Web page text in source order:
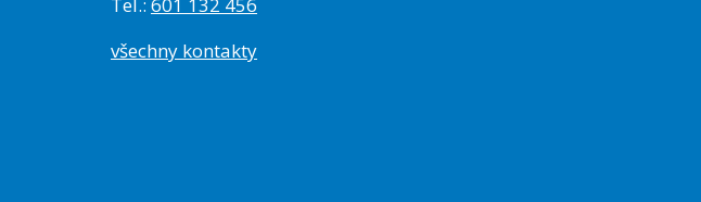
všechny kontakty